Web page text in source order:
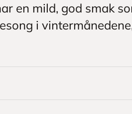
en mild, god smak
i